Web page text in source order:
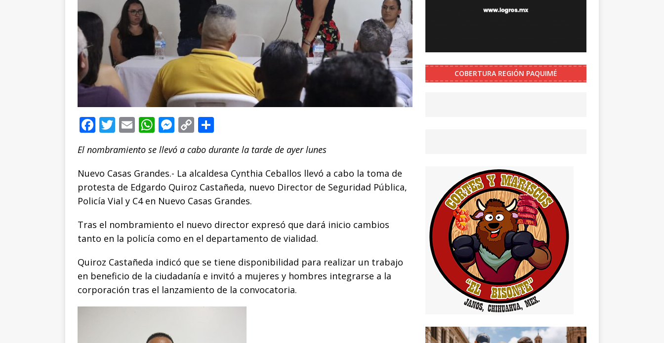
F
c
e
b
o
o
k
T
it
te
r
E
ai
l
W
h
at
s
A
p
p
M
e
ss
e
n
g
e
r
C
o
p
y
Li
n
k
m
p
ar
ti
r
El nombramiento se llevó a cabo durante la tarde de ayer lunes
Nuevo Casas Grandes.- La alcaldesa Cynthia Ceballos llevó a cabo la toma de
protesta de Edgardo Quiroz Castañeda, nuevo Director de Seguridad Pública,
Policía Vial y C4 en Nuevo Casas Grandes.
Tras el nombramiento el nuevo director expresó que dará inicio cambios
tanto en la policía como en el departamento de vialidad.
Quiroz Castañeda indicó que se tiene disponibilidad para realizar un trabajo
en beneficio de la ciudadanía e invitó a mujeres y hombres integrarse a la
corporación tras el lanzamiento de la convocatoria.
COBERTURA REGIÓN PAQUIMÉ